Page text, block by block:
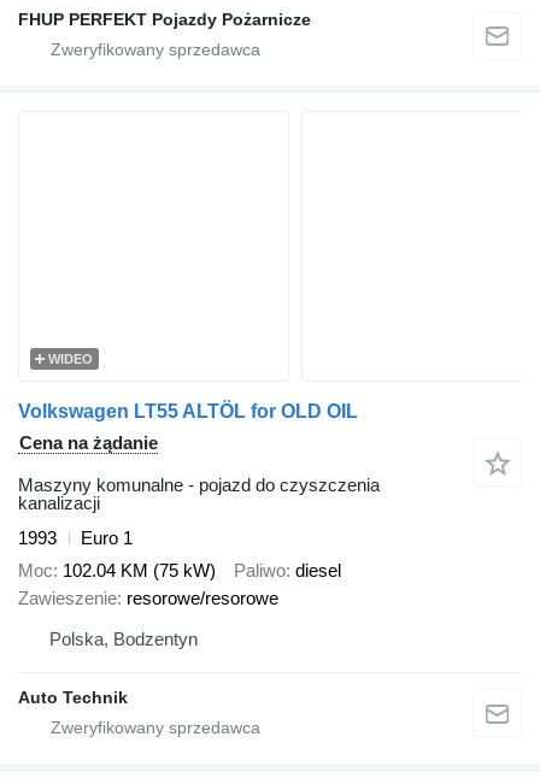
FHUP PERFEKT Pojazdy Pożarnicze
WIDEO
Volkswagen LT55 ALTÖL for OLD OIL
Cena na żądanie
Maszyny komunalne - pojazd do czyszczenia
kanalizacji
1993
Euro 1
Moc 102.04 KM (75 kW) Paliwo diesel
Zawieszenie resorowe/resorowe
Polska, Bodzentyn
Auto Technik